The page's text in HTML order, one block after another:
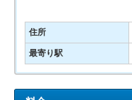
住所
最寄り駅